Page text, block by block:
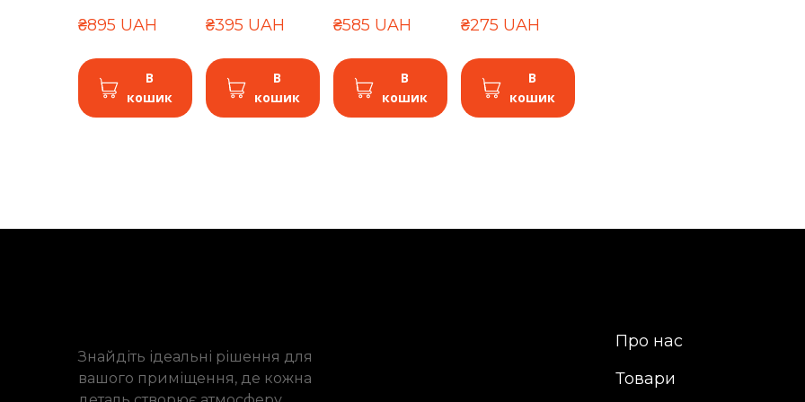
₴895 UAH
В
кошик
₴395 UAH
В
кошик
₴585 UAH
В
кошик
₴275 UAH
В
кошик
Знайдіть ідеальні рішення для
вашого приміщення, де кожна
Про нас
Товари